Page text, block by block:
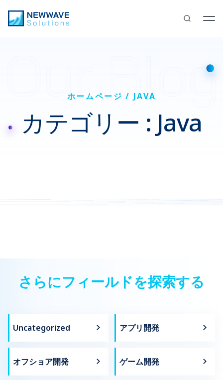
ホームページ JAVA
カテゴリー : Java
さらにフィールドを探索する
Uncategorized アプリ開発
オフショア開発 ゲーム開発